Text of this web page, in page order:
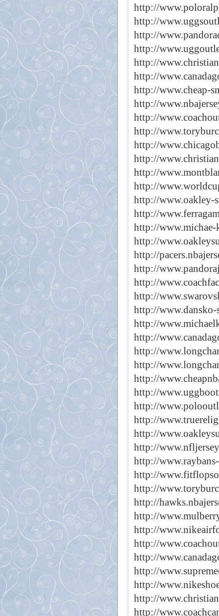
http://
http://
http://
http://
http://
http://
http://www.cheap-
http://
http://
http://
http://
http://
http://
http://
http://www.oakley-
http://
http://www.michae-
http://
http://
http://
http://
http://
http://www.dansko-
http://
http://
http://
http://
http://
http://
http://
http://
http://
http://
http://
http://
http://
http://
http://
http://
http://
http://
http://
http://
http://
http://